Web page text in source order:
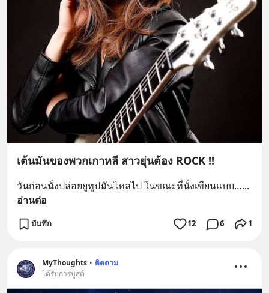
เต้นมันของพวกเกาหลี สาวยุ่นต้อง ROCK !!
วันก่อนนั่งปล่อยยูทูปมันไหลไป ในขณะที่นั่งเขียนแบบ…
อ่านต่อ
บันทึก 12 6 1
MyThoughts • ติดตาม
ได้รับการบูสต์